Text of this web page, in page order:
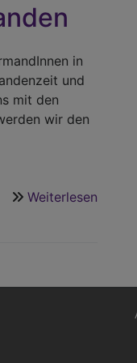
in
und
mit den
wir den
Weiterlesen